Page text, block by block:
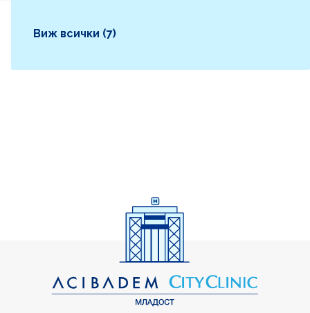
Виж всички (7)